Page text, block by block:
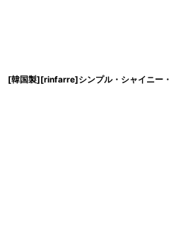
[韓国製][rinfarre]シンプル・シャイニー・